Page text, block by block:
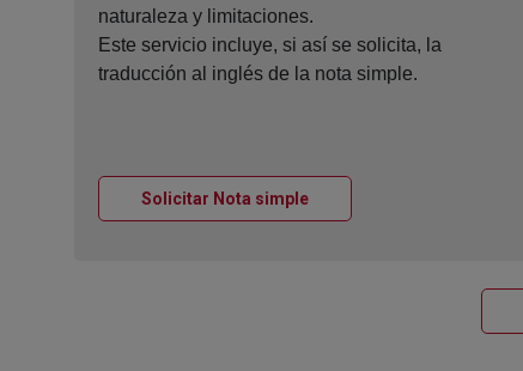
naturaleza y limitaciones.
Este servicio incluye, si así se solicita, la
traducción al inglés de la nota simple.
Solicitar Nota simpleVentana nueva